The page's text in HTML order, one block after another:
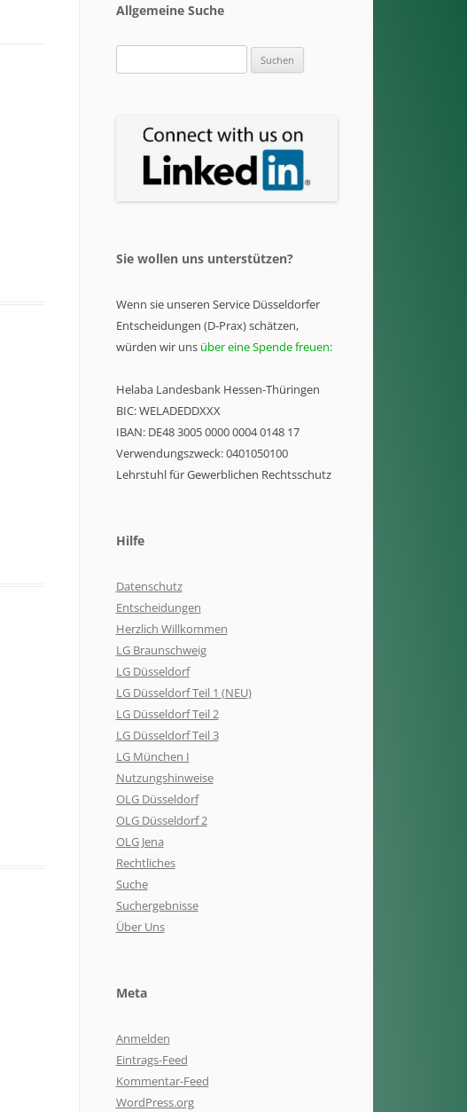
Allgemeine Suche
nach:
Sie wollen uns unterstützen?
Wenn sie unseren Service Düsseldorfer
Entscheidungen (D-Prax) schätzen,
würden wir uns über eine Spende freuen:
Helaba Landesbank Hessen-Thüringen
BIC: WELADEDDXXX
IBAN: DE48 3005 0000 0004 0148 17
Verwendungszweck: 0401050100
Lehrstuhl für Gewerblichen Rechtsschutz
Hilfe
Datenschutz
Entscheidungen
Herzlich Willkommen
LG Braunschweig
LG Düsseldorf
LG Düsseldorf Teil 1 (NEU)
LG Düsseldorf Teil 2
LG Düsseldorf Teil 3
LG München I
Nutzungshinweise
OLG Düsseldorf
OLG Düsseldorf 2
OLG Jena
Rechtliches
Suche
Suchergebnisse
Über Uns
Meta
Anmelden
Eintrags-Feed
Kommentar-Feed
WordPress.org